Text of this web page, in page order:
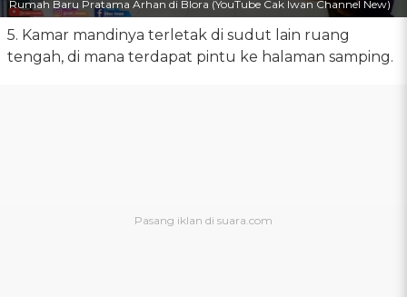
Rumah Baru Pratama Arhan di Blora (YouTube Cak Iwan Channel New)
5. Kamar mandinya terletak di sudut lain ruang
tengah, di mana terdapat pintu ke halaman samping.